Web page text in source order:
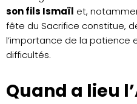
son fils Ismaïl et,
fête du Sacrifice constitue,
l’importance de la patience
difficultés.
Quand a lieu